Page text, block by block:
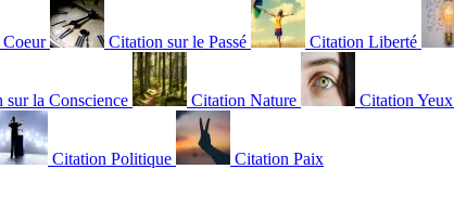
Citation sur le Passé Citation Liberté
sur la Conscience Citation Nature Citation Yeux
Citation Politique Citation Paix